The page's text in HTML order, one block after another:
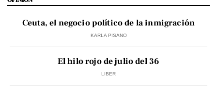
Ceuta, el negocio político de la inmigración
KARLA PISANO
El hilo rojo de julio del 36
LIBER